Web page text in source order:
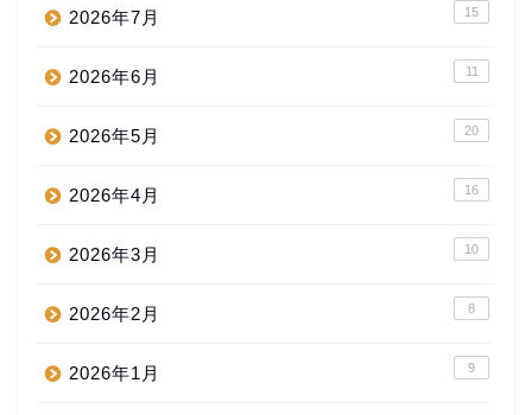
2026年7月 15
2026年6月 11
2026年5月 20
2026年4月 16
2026年3月 10
2026年2月 8
2026年1月 9